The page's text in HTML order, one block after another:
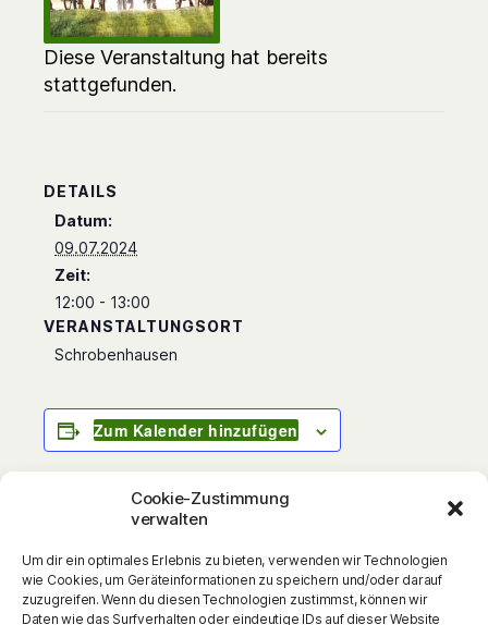
Cookie-Zustimmung
verwalten
Um dir ein optimales Erlebnis zu bieten, verwenden wir Technologien
wie Cookies, um Geräteinformationen zu speichern und/oder darauf
zuzugreifen. Wenn du diesen Technologien zustimmst, können wir
Daten wie das Surfverhalten oder eindeutige IDs auf dieser Website
Diese Veranstaltung hat bereits
stattgefunden.
DETAILS
Datum:
09.07.2024
Zeit:
12:00 - 13:00
VERANSTALTUNGSORT
Schrobenhausen
Zum Kalender hinzufügen
Komplett überarbeitete und aktualisierte
Neuausgaben der erfolgreichen Fußball-